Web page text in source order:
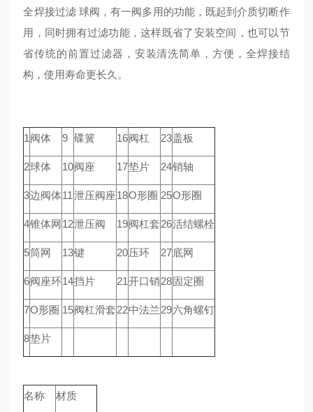
全焊接过滤 球阀，有一阀多用的功能，既起到介质切断作
用，同时拥有过滤功能，这样既省了安装空间，也可以节
省传统的前置过滤器，安装清洗简单，方便，全焊接结
构，使用寿命更长久。
1 阀体 9 碟簧 16阀杠 23盖板
2球体 10阀座 17垫片 24销轴
3边阀体11 泄压阀座18O形圈 25O形圈
4锥体网12泄压阀 19阀杠套26活结螺栓
5筒网 13键 20压环 27底网
6阀座环14挡片 21 开口销28固定圈
7O形圈 15阀杠滑套22中法兰29六角螺钉
8垫片
名称 材质